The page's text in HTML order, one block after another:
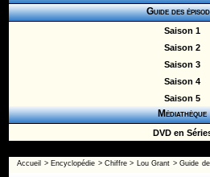
Guide des
Saison 1
Saison 2
Saison 3
Saison 4
Saison 5
Médiathèque
DVD en
Accueil > Encyclopédie >Chiffre > Lou Grant >Guide